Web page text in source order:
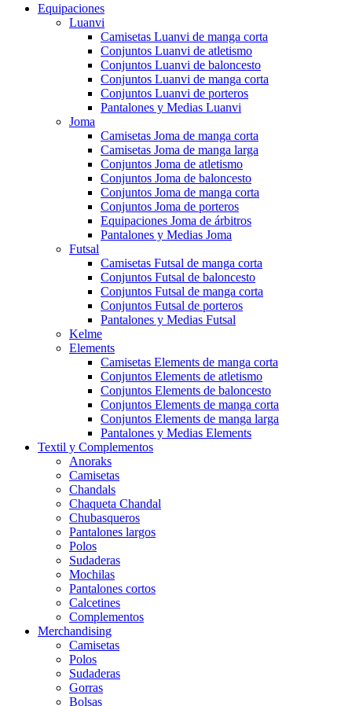
Equipaciones
Luanvi
Camisetas Luanvi de manga corta
Conjuntos Luanvi de atletismo
Conjuntos Luanvi de baloncesto
Conjuntos Luanvi de manga corta
Conjuntos Luanvi de porteros
Pantalones y Medias Luanvi
Joma
Camisetas Joma de manga corta
Camisetas Joma de manga larga
Conjuntos Joma de atletismo
Conjuntos Joma de baloncesto
Conjuntos Joma de manga corta
Conjuntos Joma de porteros
Equipaciones Joma de árbitros
Pantalones y Medias Joma
Futsal
Camisetas Futsal de manga corta
Conjuntos Futsal de baloncesto
Conjuntos Futsal de manga corta
Conjuntos Futsal de porteros
Pantalones y Medias Futsal
Kelme
Elements
Camisetas Elements de manga corta
Conjuntos Elements de atletismo
Conjuntos Elements de baloncesto
Conjuntos Elements de manga corta
Conjuntos Elements de manga larga
Pantalones y Medias Elements
Textil y Complementos
Anoraks
Camisetas
Chandals
Chaqueta Chandal
Chubasqueros
Pantalones largos
Polos
Sudaderas
Mochilas
Pantalones cortos
Calcetines
Complementos
Merchandising
Camisetas
Polos
Sudaderas
Gorras
Bolsas